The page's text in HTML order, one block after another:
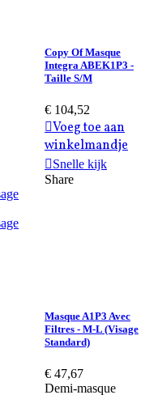
Copy Of Masque
Integra ABEK1P3 -
Taille S/M
€ 104,52
Voeg toe aan
winkelmandje
Snelle kijk
Share
Masque A1P3 Avec
Filtres - M-L (visage
Standard)
€ 47,67
Demi-masque